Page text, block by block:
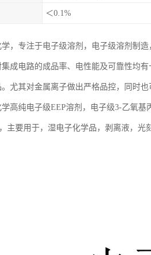
＜0.1%
学，专注于电子级溶剂，电子级溶剂制
集成电路的成品率、电性能及可靠性均
尤其对金属离子做出严格品控，同时
学高纯电子级EEP溶剂，电子级3-乙氧
主要用于，湿电子化学品，剥离液，光